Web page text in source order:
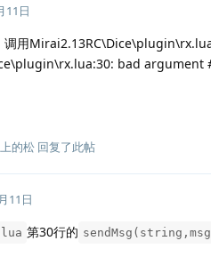
11日
调用
bad argument
的松 回复了此帖
11日
第30行的